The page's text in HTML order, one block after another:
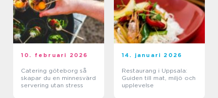
10. februari 2026
Catering göteborg så
skapar du en minnesvärd
servering utan stress
14. januari 2026
Restaurang i Uppsala:
Guiden till mat, miljö och
upplevelse